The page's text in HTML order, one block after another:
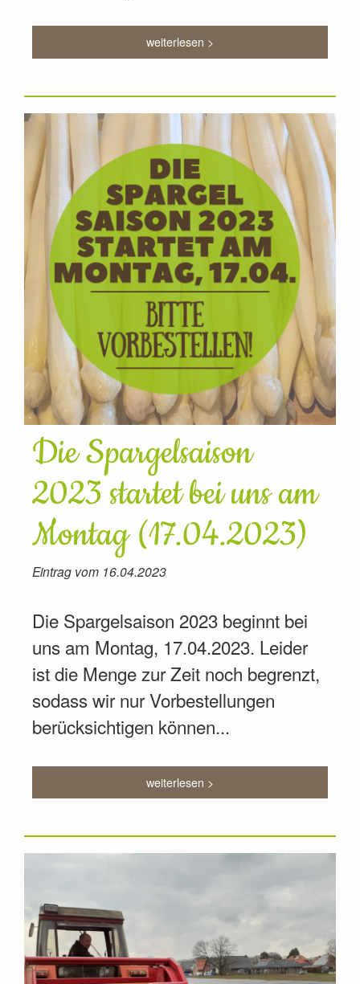
weiterlesen >
Die Spargelsaison
2023 startet bei uns am
Montag (17.04.2023)
Eintrag vom 16.04.2023
Die Spargelsaison 2023 beginnt bei
uns am Montag, 17.04.2023. Leider
ist die Menge zur Zeit noch begrenzt,
sodass wir nur Vorbestellungen
berücksichtigen können...
weiterlesen >